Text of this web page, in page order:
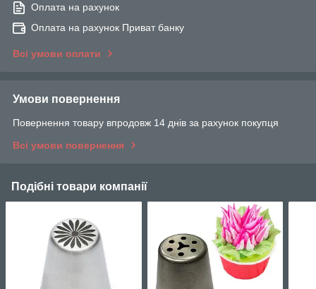
Оплата на рахунок
Оплата на рахунок Приват банку
Всі умови оплати
Умови повернення
Повернення товару впродовж 14 днів за рахунок покупця
Всі умови повернення
Подібні товари компанії